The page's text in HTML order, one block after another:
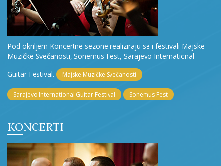
Pod okriljem Koncertne sezone realiziraju se i festivali Majske
Muzičke Svečanosti, Sonemus Fest, Sarajevo International
Guitar Festival.
Majske Muzičke Svečanosti
Sarajevo International Guitar Festival Sonemus Fest
KONCERTI